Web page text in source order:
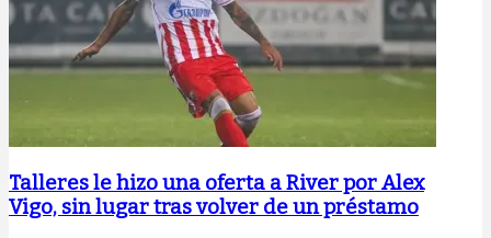
Talleres le hizo una oferta a River por Alex
Vigo, sin lugar tras volver de un préstamo